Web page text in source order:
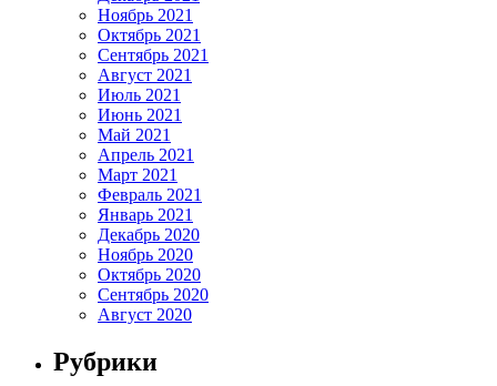
Ноябрь 2021
Октябрь 2021
Сентябрь 2021
Август 2021
Июль 2021
Июнь 2021
Май 2021
Апрель 2021
Март 2021
Февраль 2021
Январь 2021
Декабрь 2020
Ноябрь 2020
Октябрь 2020
Сентябрь 2020
Август 2020
Рубрики